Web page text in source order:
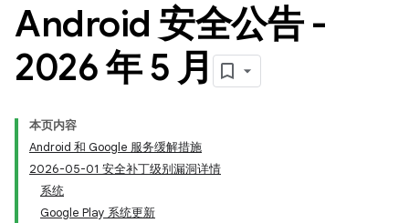
Android 安全公告 -
2026 年 5 月
本页内容
Android 和 Google 服务缓解措施
2026-05-01 安全补丁级别漏洞详情
系统
Google Play 系统更新